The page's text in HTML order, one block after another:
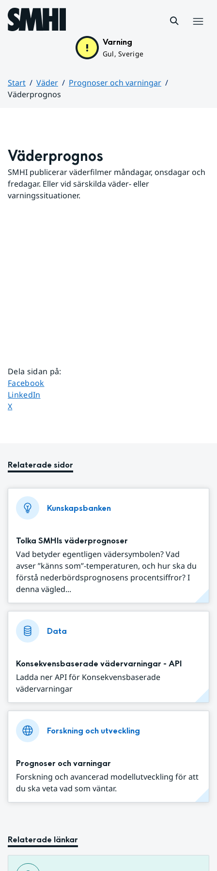
Hoppa till sidans innehåll
Varning
Gul, Sverige
Start Väder
Prognoser och varningar
Väderprognos
Väderprognos
SMHI publicerar väderfilmer måndagar, onsdagar och
fredagar. Eller vid särskilda väder- eller
varningssituationer.
Dela sidan på:
Dela sidan på
Facebook
Dela sidan på
LinkedIn
Dela sidan på
X
Relaterade sidor
Kunskapsbanken
Tolka SMHIs väderprognoser
Vad betyder egentligen vädersymbolen? Vad
avser ”känns som”-temperaturen, och hur ska du
förstå nederbördsprognosens procentsiffror? I
denna vägled...
Data
Konsekvensbaserade vädervarningar - API
Ladda ner API för Konsekvensbaserade
vädervarningar
Forskning och utveckling
Prognoser och varningar
Forskning och avancerad modellutveckling för att
du ska veta vad som väntar.
Relaterade länkar